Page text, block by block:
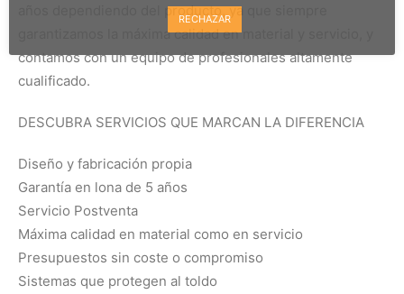
años dependiendo del producto, ya que siempre
garantizamos la máxima calidad en material y servicio, y
contamos con un equipo de profesionales altamente
cualificado.
DESCUBRA SERVICIOS QUE MARCAN LA DIFERENCIA
Diseño y fabricación propia
Garantía en lona de 5 años
Servicio Postventa
Máxima calidad en material como en servicio
Presupuestos sin coste o compromiso
Sistemas que protegen al toldo
RECHAZAR